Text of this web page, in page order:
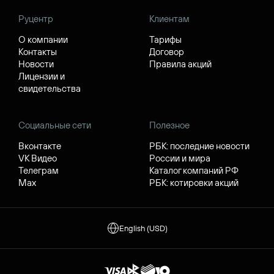
Руцентр
О компании
Контакты
Новости
Лицензии и
свидетельства
Клиентам
Тарифы
Договор
Правила акций
Социальные сети
Вконтакте
VK Видео
Телеграм
Max
Полезное
РБК: последние новости
России и мира
Каталог компаний РФ
РБК: котировки акций
English (USD)